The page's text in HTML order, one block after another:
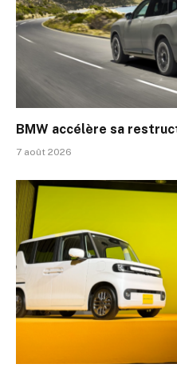
BMW accélère sa
7 août 2026